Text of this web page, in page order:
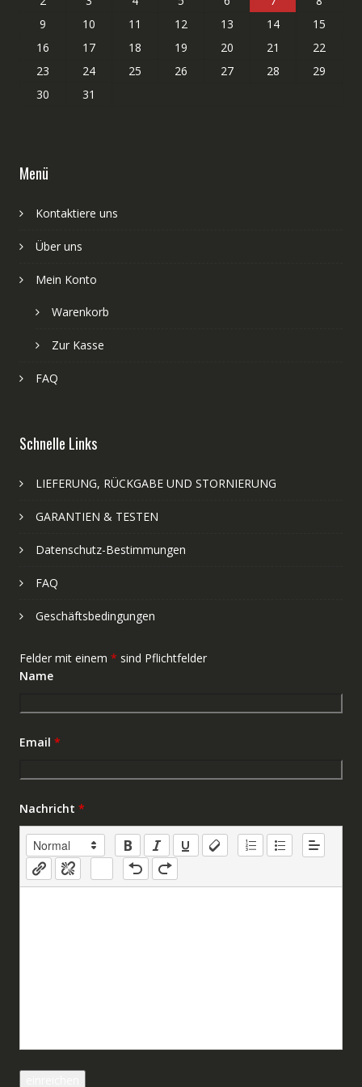
9
10 11 12 13 14
15
16
17 18 19 20 21
22
23
24 25 26 27 28
29
30
31
Menü
Kontaktiere uns
Über uns
Mein Konto
Warenkorb
Zur Kasse
FAQ
Schnelle Links
LIEFERUNG, RÜCKGABE UND STORNIERUNG
GARANTIEN & TESTEN
Datenschutz-Bestimmungen
FAQ
Geschäftsbedingungen
Felder mit einem * sind Pflichtfelder
Name
Email *
Nachricht *